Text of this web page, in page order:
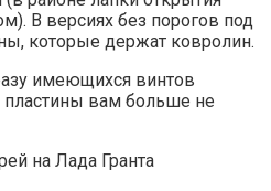
В версиях без порогов под
которые держат ковролин.
имеющихся винтов
пластины вам больше не